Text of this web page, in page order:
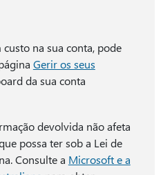
na sua conta, pode
Gerir os seus
da sua conta
devolvida não afeta
possa ter sob a Lei de
Consulte a Microsoft e a